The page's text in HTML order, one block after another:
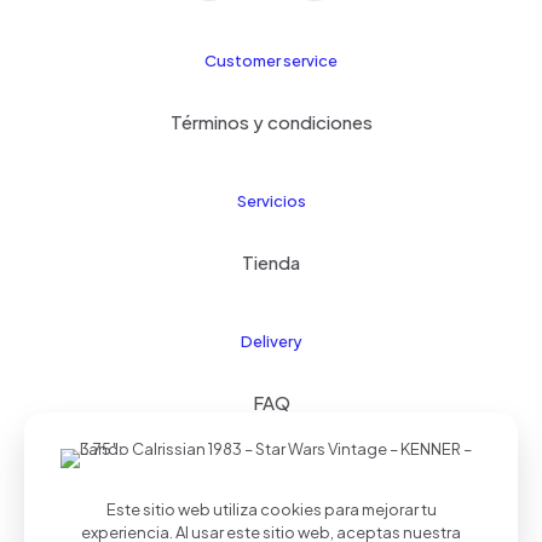
Customer service
Términos y condiciones
Servicios
Tienda
Delivery
FAQ
© 2024 Kids21| Todos los derechos reservados |
Este sitio web utiliza cookies para mejorar tu
experiencia. Al usar este sitio web, aceptas nuestra